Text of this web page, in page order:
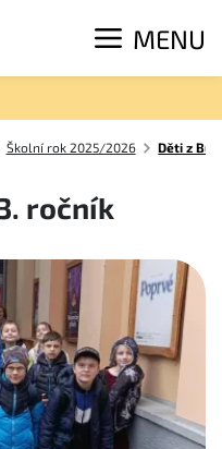
MENU
Školní rok 2025/2026 Děti z
ročník